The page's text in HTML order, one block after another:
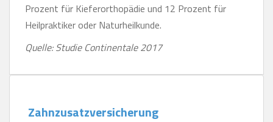
Prozent für Kieferorthopädie und 12 Prozent für
Heilpraktiker oder Naturheilkunde.
Quelle: Studie Continentale 2017
Zahnzusatzversicherung